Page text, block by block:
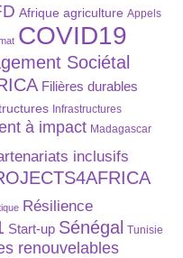
Afrique agriculture Appels
COVID19
Sociétal
Filières durables
Infrastructures
à impact Madagascar
inclusifs
Résilience
Start-up Sénégal Tunisie
renouvelables